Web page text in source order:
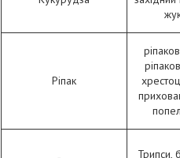
Ріпак
Трипси,